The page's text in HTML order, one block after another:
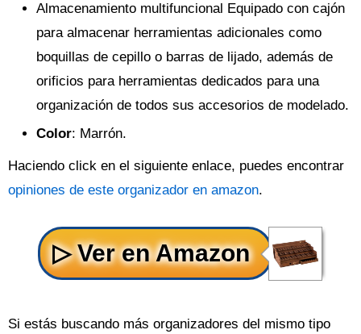
Almacenamiento multifuncional Equipado con cajón
para almacenar herramientas adicionales como
boquillas de cepillo o barras de lijado, además de
orificios para herramientas dedicados para una
organización de todos sus accesorios de modelado.
Color: Marrón.
Haciendo click en el siguiente enlace, puedes encontrar
opiniones de este organizador en amazon.
Si estás buscando más organizadores del mismo tipo